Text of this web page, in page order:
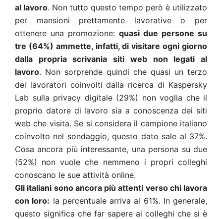
al lavoro. Non tutto questo tempo però è utilizzato
per mansioni prettamente lavorative o per
ottenere una promozione: quasi due persone su
tre (64%) ammette, infatti, di visitare ogni giorno
dalla propria scrivania siti web non legati al
lavoro. Non sorprende quindi che quasi un terzo
dei lavoratori coinvolti dalla ricerca di Kaspersky
Lab sulla privacy digitale (29%) non voglia che il
proprio datore di lavoro sia a conoscenza dei siti
web che visita. Se si considera il campione italiano
coinvolto nel sondaggio, questo dato sale al 37%.
Cosa ancora più interessante, una persona su due
(52%) non vuole che nemmeno i propri colleghi
conoscano le sue attività online.
Gli italiani sono ancora più attenti verso chi lavora
con loro: la percentuale arriva al 61%. In generale,
questo significa che far sapere ai colleghi che si è